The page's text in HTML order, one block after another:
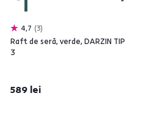
4,7 3
Raft de seră, verde, DARZIN TIP
3
589 lei